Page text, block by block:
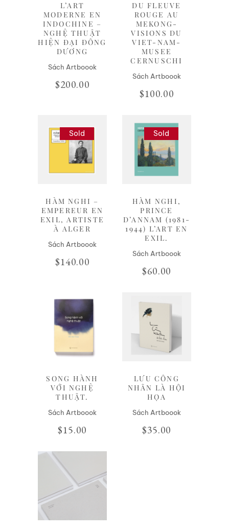
L’ART
MODERNE EN
INDOCHINE –
NGHỆ THUẬT
HIỆN ĐẠI ĐÔNG
DƯƠNG
Sách Artboook
$200.00
DU FLEUVE
ROUGE AU
MEKONG-
VISIONS DU
VIET-NAM-
MUSEE
CERNUSCHI
Sách Artboook
$100.00
Sold
Liên hệ
HÀM NGHI –
EMPEREUR EN
EXIL, ARTISTE
À ALGER
Sách Artboook
$140.00
Sold
Liên hệ
HÀM NGHI,
PRINCE
D’ANNAM (1981-
1944) L’ART EN
EXIL.
Sách Artboook
$60.00
Liên hệ
SONG HÀNH
VỚI NGHỆ
THUẬT.
Sách Artboook
$15.00
Liên hệ
LƯU CÔNG
NHÂN LÀ HỘI
HỌA
Sách Artboook
$35.00
Liên hệ